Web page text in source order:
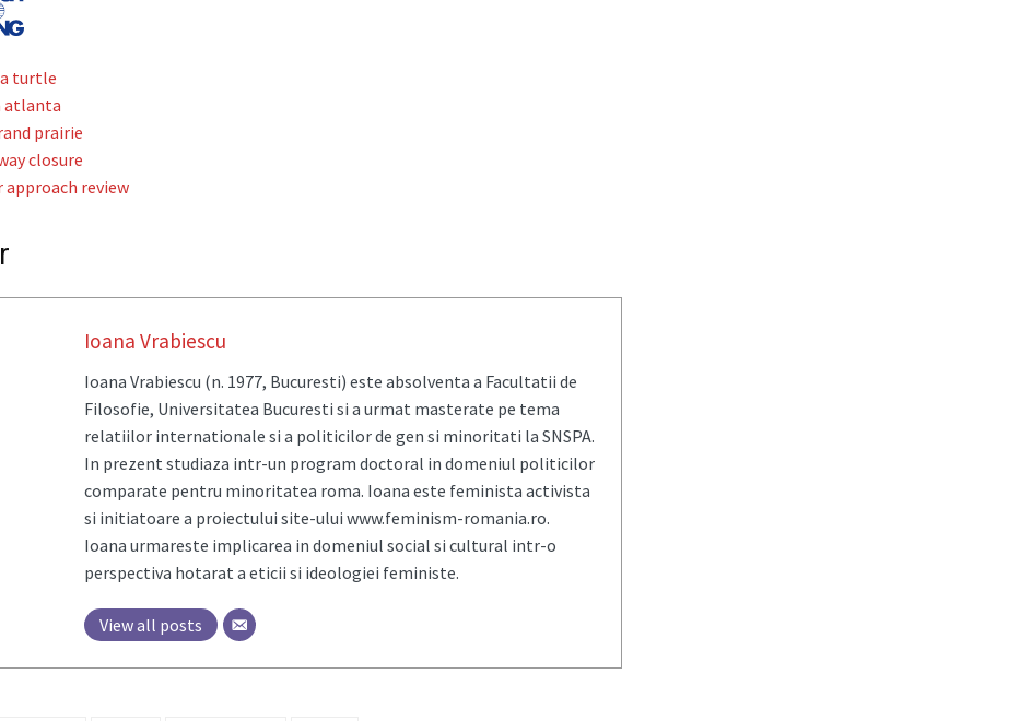
turtle
atlanta
prairie
closure
approach review
Ioana Vrabiescu
Ioana Vrabiescu (n. 1977, Bucuresti) este absolventa a Facultatii de
Filosofie, Universitatea Bucuresti si a urmat masterate pe tema
relatiilor internationale si a politicilor de gen si minoritati la SNSPA.
In prezent studiaza intr-un program doctoral in domeniul politicilor
comparate pentru minoritatea roma. Ioana este feminista activista
si initiatoare a proiectului site-ului www.feminism-romania.ro.
Ioana urmareste implicarea in domeniul social si cultural intr-o
perspectiva hotarat a eticii si ideologiei feministe.
View all posts